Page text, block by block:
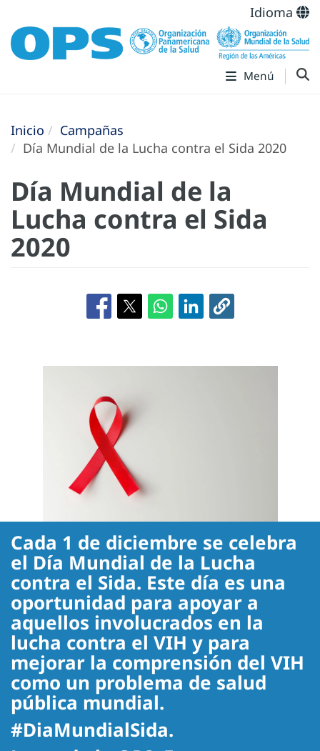
Idioma
Menú
Inicio
Campañas
Día Mundial de la Lucha contra el Sida 2020
Día Mundial de la
Lucha contra el Sida
2020
Cada 1 de diciembre se celebra
el Día Mundial de la Lucha
contra el Sida. Este día es una
oportunidad para apoyar a
aquellos involucrados en la
lucha contra el VIH y para
mejorar la comprensión del VIH
como un problema de salud
pública mundial.
#DiaMundialSida.